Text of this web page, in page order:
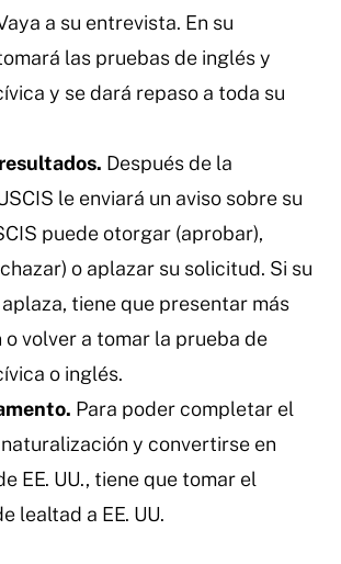
a su entrevista. En su
las pruebas de inglés y
y se dará repaso a toda su
Después de la
le enviará un aviso sobre su
puede otorgar (aprobar),
o aplazar su solicitud. Si su
tiene que presentar más
volver a tomar la prueba de
o inglés.
Para poder completar el
y convertirse en
EE. UU., tiene que tomar el
lealtad a EE. UU.